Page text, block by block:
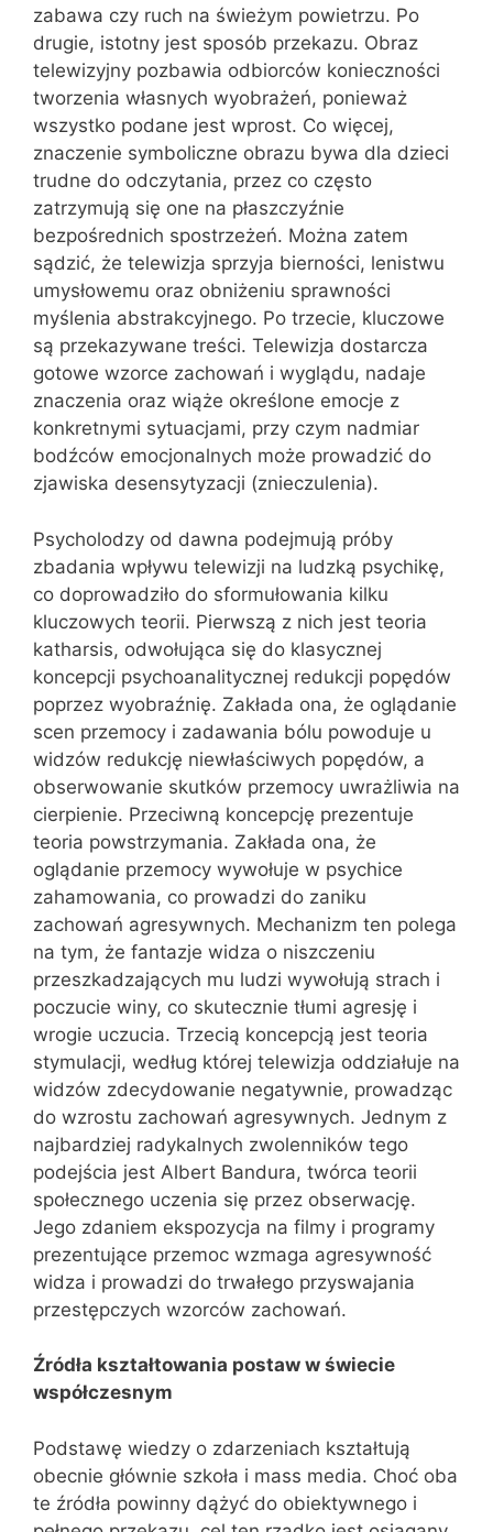
zabawa czy ruch na świeżym powietrzu. Po
drugie, istotny jest sposób przekazu. Obraz
telewizyjny pozbawia odbiorców konieczności
tworzenia własnych wyobrażeń, ponieważ
wszystko podane jest wprost. Co więcej,
znaczenie symboliczne obrazu bywa dla dzieci
trudne do odczytania, przez co często
zatrzymują się one na płaszczyźnie
bezpośrednich spostrzeżeń. Można zatem
sądzić, że telewizja sprzyja bierności, lenistwu
umysłowemu oraz obniżeniu sprawności
myślenia abstrakcyjnego. Po trzecie, kluczowe
są przekazywane treści. Telewizja dostarcza
gotowe wzorce zachowań i wyglądu, nadaje
znaczenia oraz wiąże określone emocje z
konkretnymi sytuacjami, przy czym nadmiar
bodźców emocjonalnych może prowadzić do
zjawiska desensytyzacji (znieczulenia).
Psycholodzy od dawna podejmują próby
zbadania wpływu telewizji na ludzką psychikę,
co doprowadziło do sformułowania kilku
kluczowych teorii. Pierwszą z nich jest teoria
katharsis, odwołująca się do klasycznej
koncepcji psychoanalitycznej redukcji popędów
poprzez wyobraźnię. Zakłada ona, że oglądanie
scen przemocy i zadawania bólu powoduje u
widzów redukcję niewłaściwych popędów, a
obserwowanie skutków przemocy uwrażliwia na
cierpienie. Przeciwną koncepcję prezentuje
teoria powstrzymania. Zakłada ona, że
oglądanie przemocy wywołuje w psychice
zahamowania, co prowadzi do zaniku
zachowań agresywnych. Mechanizm ten polega
na tym, że fantazje widza o niszczeniu
przeszkadzających mu ludzi wywołują strach i
poczucie winy, co skutecznie tłumi agresję i
wrogie uczucia. Trzecią koncepcją jest teoria
stymulacji, według której telewizja oddziałuje na
widzów zdecydowanie negatywnie, prowadząc
do wzrostu zachowań agresywnych. Jednym z
najbardziej radykalnych zwolenników tego
podejścia jest Albert Bandura, twórca teorii
społecznego uczenia się przez obserwację.
Jego zdaniem ekspozycja na filmy i programy
prezentujące przemoc wzmaga agresywność
widza i prowadzi do trwałego przyswajania
przestępczych wzorców zachowań.
Źródła kształtowania postaw w świecie
współczesnym
Podstawę wiedzy o zdarzeniach kształtują
obecnie głównie szkoła i mass media. Choć oba
te źródła powinny dążyć do obiektywnego i